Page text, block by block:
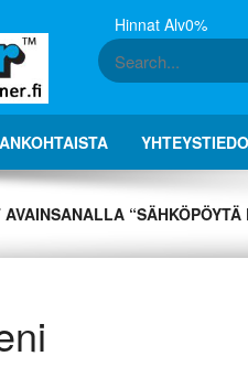
Hinnat Alv0%
“SÄHKÖPÖYTÄ